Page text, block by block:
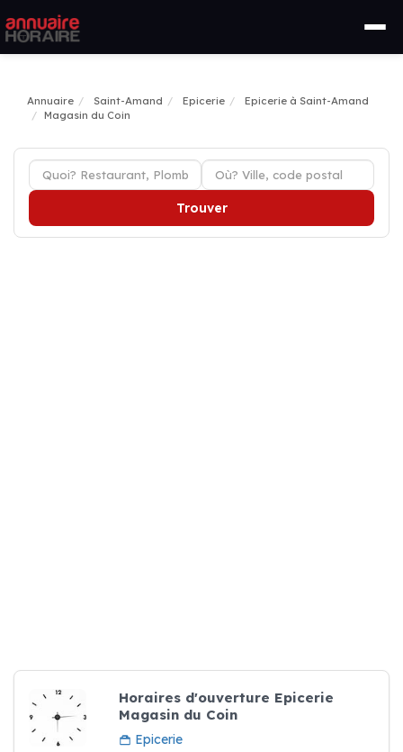
Annuaire Saint-Amand Epicerie
Epicerie à Saint-Amand
Magasin du Coin
Trouver
Horaires d'ouverture Epicerie
Magasin du Coin
Epicerie